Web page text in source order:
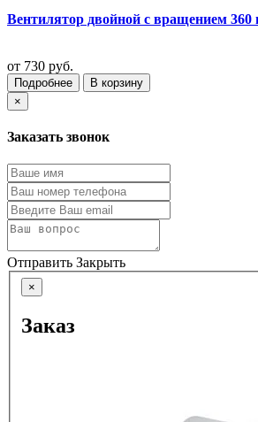
Вентилятор двойной с вращением 360
от 730 руб.
Подробнее
В корзину
×
Заказать звонок
Отправить Закрыть
×
Заказ